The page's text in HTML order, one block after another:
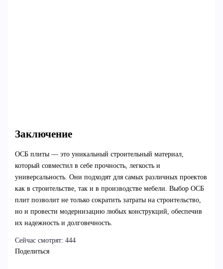
Заключение
ОСБ плиты — это уникальный строительный материал,
который совместил в себе прочность, легкость и
универсальность. Они подходят для самых различных проектов
как в строительстве, так и в производстве мебели. Выбор ОСБ
плит позволит не только сократить затраты на строительство,
но и провести модернизацию любых конструкций, обеспечив
их надежность и долговечность.
Сейчас смотрят: 444
Поделиться